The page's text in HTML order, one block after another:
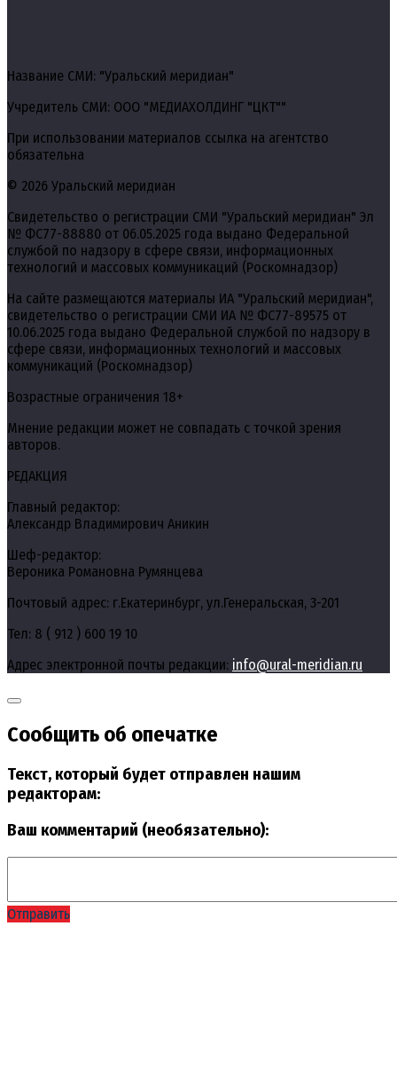
Название СМИ: "Уральский меридиан"
Учредитель СМИ: ООО "МЕДИАХОЛДИНГ "ЦКТ""
При использовании материалов ссылка на агентство
обязательна
© 2026 Уральский меридиан
Свидетельство о регистрации СМИ "Уральский меридиан" Эл
№ ФС77-88880 от 06.05.2025 года выдано Федеральной
службой по надзору в сфере связи, информационных
технологий и массовых коммуникаций (Роскомнадзор)
На сайте размещаются материалы ИА "Уральский меридиан",
свидетельство о регистрации СМИ ИА № ФС77-89575 от
10.06.2025 года выдано Федеральной службой по надзору в
сфере связи, информационных технологий и массовых
коммуникаций (Роскомнадзор)
Возрастные ограничения 18+
Мнение редакции может не совпадать с точкой зрения
авторов.
РЕДАКЦИЯ
Главный редактор:
Александр Владимирович Аникин
Шеф-редактор:
Вероника Романовна Румянцева
Почтовый адрес: г.Екатеринбург, ул.Генеральская, 3-201
Тел: 8 ( 912 ) 600 19 10
Адрес электронной почты редакции: info@ural-meridian.ru
Сообщить об опечатке
Текст, который будет отправлен нашим
редакторам:
Ваш комментарий (необязательно):
Отправить